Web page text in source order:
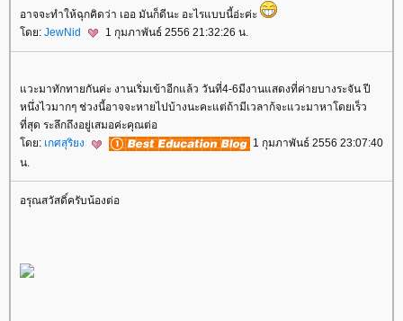
อาจจะทำให้ฉุกคิดว่า เออ มันก็ดีนะ อะไรแบบนี้อ่ะค่ะ
ดย: JewNid 1 กุมภาพันธ์ 2556 21:32:26 น.
วะมาทักทายกันค่ะ งานเริ่มเข้าอีกแล้ว วันที่4-6มีงานแสดงที่ค่ายบางระจัน ปี
หนึ่งไวมากๆ ช่วงนี้อาจจะหายไปบ้างนะคะแต่ถ้ามีเวลาก้จะแวะมาหาโดยเร็ว
ที่สุด ระลึกถึงอยู่เสมอค่ะคุณต่อ
ดย: เกศสุริยง
1 กุมภาพันธ์ 2556 23:07:40
น.
อรุณสวัสดิ์ครับน้องต่อ